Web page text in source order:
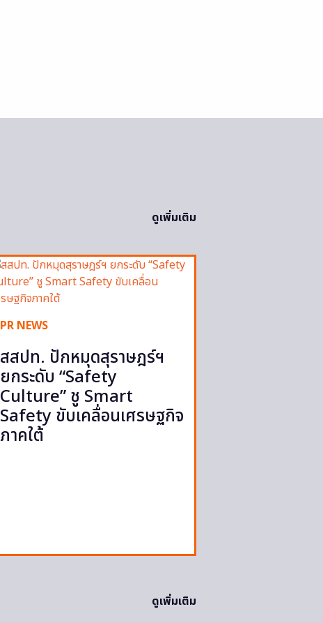
ดูเพิ่มเติม
PR NEWS
สสปท. ปักหมุดสุราษฎร์ฯ
ยกระดับ “Safety
Culture” ชู Smart
Safety ขับเคลื่อนเศรษฐกิจ
ภาคใต้
ดูเพิ่มเติม